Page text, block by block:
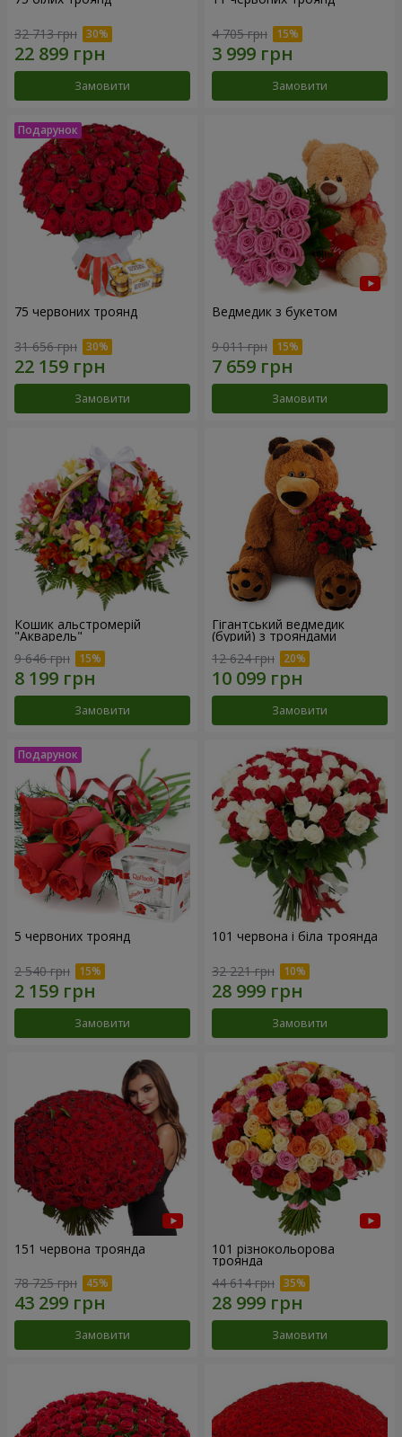
32 713 грн
Замовити
4 705 грн
Замовити
75 червоних троянд
31 656 грн
Замовити
Ведмедик з букетом
9 011 грн
Замовити
Кошик альстромерій
"Акварель"
9 646 грн
Замовити
Гігантський ведмедик
(бурий) з трояндами
12 624 грн
Замовити
5 червоних троянд
2 540 грн
Замовити
101 червона і біла троянда
32 221 грн
Замовити
151 червона троянда
78 725 грн
Замовити
101 різнокольорова
троянда
44 614 грн
Замовити